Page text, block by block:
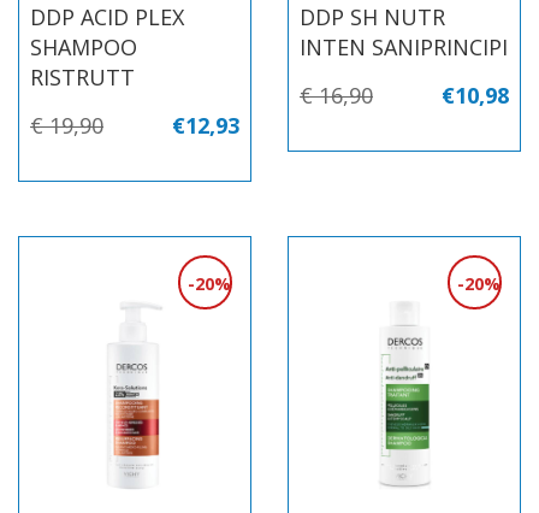
DDP ACID PLEX
SHAMPOO
RISTRUTT
€ 19,90 €12,93
DDP SH NUTR
INTEN SANIPRINCIPI
€ 16,90 €10,98
20% 20%